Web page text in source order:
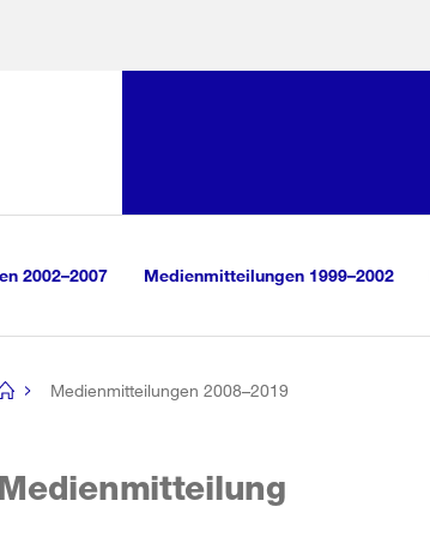
2002–2007 Medienmitteilungen 1999–2002
Medienmitteilungen 2008–2019